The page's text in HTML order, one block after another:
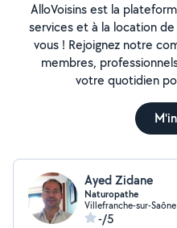
AlloVoisins est la
services et à la location
vous ! Rejoignez notre
membres,
votre quotidien
Ayed Zidane
Naturopathe
Villefranche-sur-
-/5